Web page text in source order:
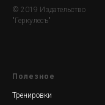
© 2019 Издательство
"Геркулесъ"
Полезное
Тренировки